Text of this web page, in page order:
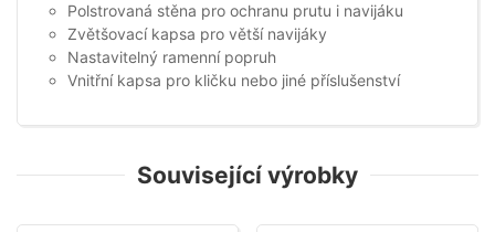
Polstrovaná stěna pro ochranu prutu i navijáku
Zvětšovací kapsa pro větší navijáky
Nastavitelný ramenní popruh
Vnitřní kapsa pro kličku nebo jiné příslušenství
Související výrobky